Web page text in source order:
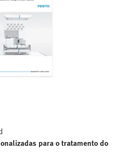
para o tratamento do